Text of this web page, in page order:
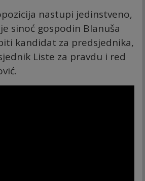
nastupi jedinstveno,
sinoć gospodin Blanuša
kandidat za predsjednika,
Liste za pravdu i red